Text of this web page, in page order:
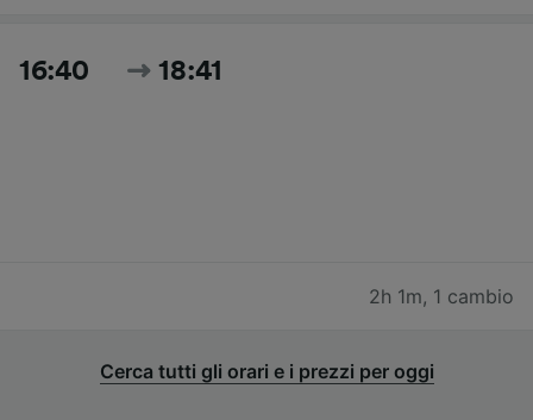
16:40 18:41
2h 1m, 1 cambio
Cerca tutti gli orari e i prezzi per oggi